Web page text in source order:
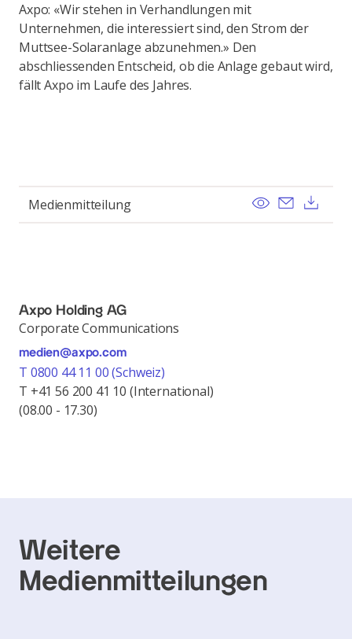
Axpo: «Wir stehen in Verhandlungen mit
Unternehmen, die interessiert sind, den Strom der
Muttsee-Solaranlage abzunehmen.» Den
abschliessenden Entscheid, ob die Anlage gebaut wird,
fällt Axpo im Laufe des Jahres.
Medienmitteilung View Send
Axpo Holding AG
Corporate Communications
medien@axpo.com
T 0800 44 11 00 (Schweiz)
T +41 56 200 41 10 (International)
(08.00 - 17.30)
Weitere
Medienmitteilungen